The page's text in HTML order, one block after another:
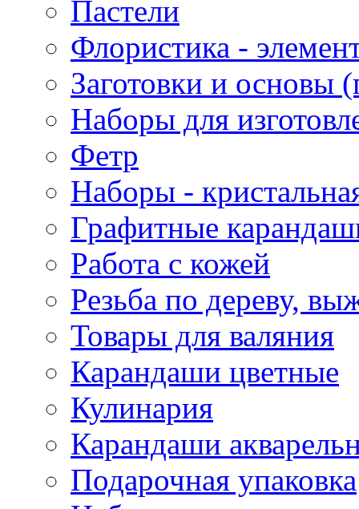
Пастели
Флористика -
Заготовки и основы
Наборы для
Фетр
Наборы -
Графитные
Работа с кожей
Резьба по дереву,
Товары для валяния
Карандаши цветные
Кулинария
Карандаши
Подарочная упаковка